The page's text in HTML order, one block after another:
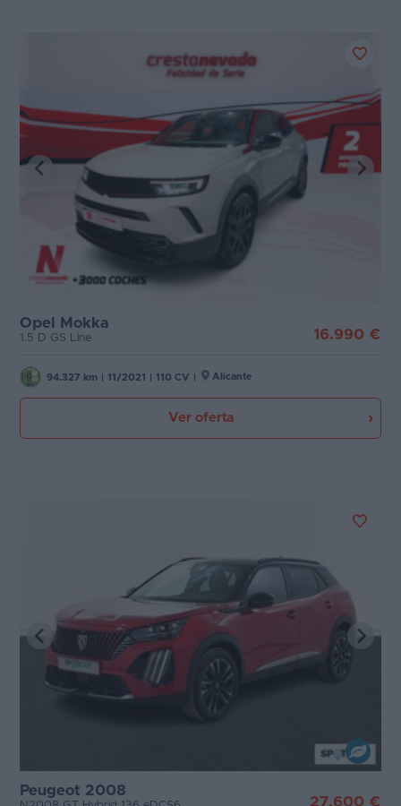
Opel Mokka
1.5 D GS Line 16.990 €
94.327 km 11/2021 110 CV Alicante
Ver oferta
Peugeot 2008
27.600 €